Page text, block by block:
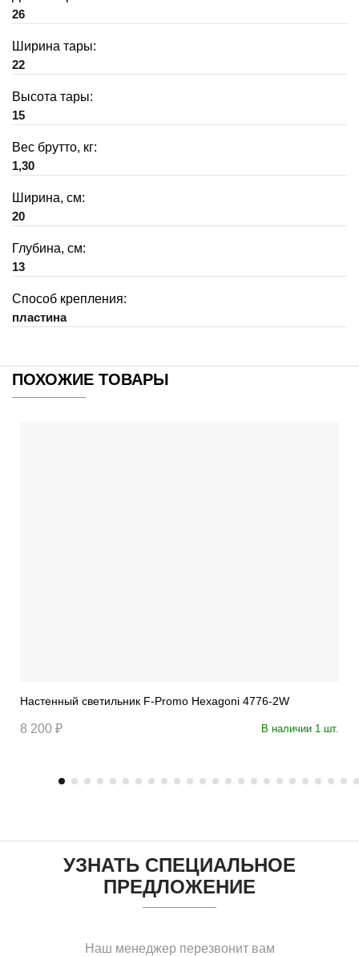
26
Ширина тары:
22
Высота тары:
15
Вес брутто, кг:
1,30
Ширина, см:
20
Глубина, см:
13
Способ крепления:
пластина
ПОХОЖИЕ ТОВАРЫ
Настенный светильник F-Promo Hexagoni 4776-2W
8 200 ₽ В наличии 1 шт.
УЗНАТЬ СПЕЦИАЛЬНОЕ
ПРЕДЛОЖЕНИЕ
Наш менеджер перезвонит вам